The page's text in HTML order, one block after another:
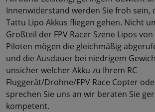
Innenwiderstand werden Sie froh sein,
Tattu Lipo Akkus fliegen gehen. Nicht
Großteil der FPV Racer Szene Lipos
Piloten mögen die gleichmäßig
und die Ausdauer bei niedrigem
unsicher welcher Akku zu Ihrem RC
Fluggerät/Drohne/FPV Race Copter
sprechen Sie uns an wir beraten Sie
kompetent.